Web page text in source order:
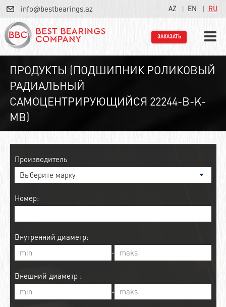
info@bestbearings.az AZ EN RU
ЗАКАЗАТЬ
ПРОДУКТЫ (ПОДШИПНИК РОЛИКОВЫЙ
РАДИАЛЬНЫЙ
САМОЦЕНТРИРУЮЩИЙСЯ 22244-B-K-
MB)
Производитель
Номер:
Внутренний диаметр:
-
Внешний диаметр :
-